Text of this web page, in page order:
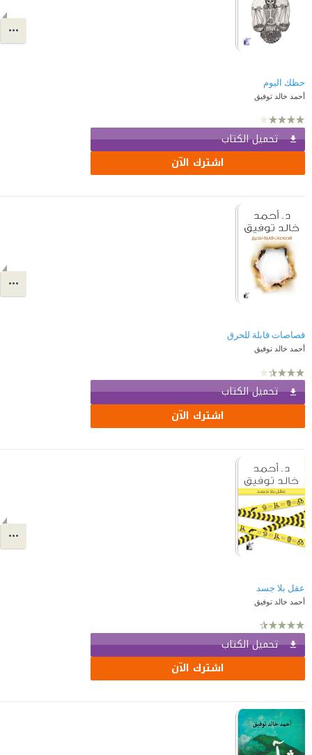
حظك اليوم
أحمد خالد توفيق
تحميل الكتاب
اشترك الآن
قصاصات قابلة للحرق
أحمد خالد توفيق
تحميل الكتاب
اشترك الآن
عقل بلا جسد
أحمد خالد توفيق
تحميل الكتاب
اشترك الآن